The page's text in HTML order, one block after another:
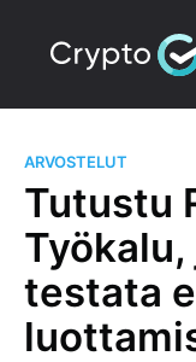
ARVOSTELUT
Tutustu
testata